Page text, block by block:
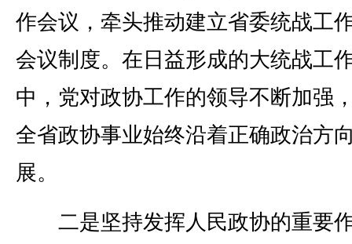
作会议，牵头推动建立省委统战工
会议制度。在日益形成的大统战工
中，党对政协工作的领导不断加强
全省政协事业始终沿着正确政治方
展。
二是坚持发挥人民政协的重要